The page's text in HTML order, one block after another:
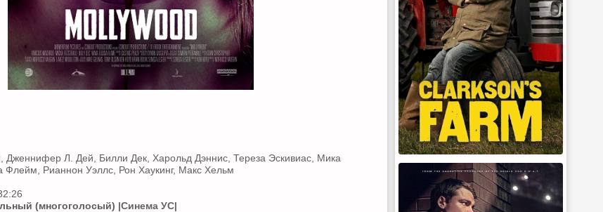
Дженнифер Л. Дей, Билли Дек, Харольд Дэннис, Тереза Эскивиас, Мика
Рианнон Уэллс, Рон Хаукинг, Макс Хельм
(многоголосый) |Синема УС|